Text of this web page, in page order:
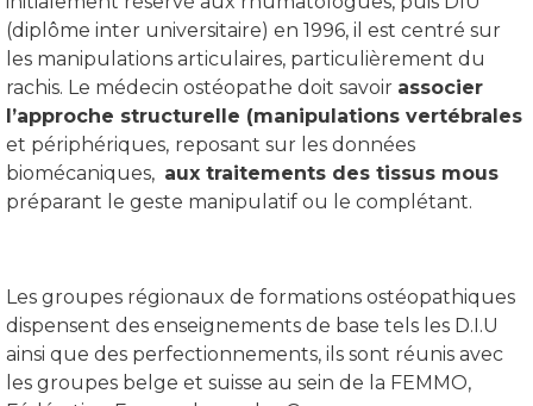
(diplôme inter universitaire) en 1996, il est centré sur
les manipulations articulaires, particulièrement du
rachis. Le médecin ostéopathe doit savoir associer
l’approche structurelle (manipulations vertébrales
et périphériques, reposant sur les données
biomécaniques, aux traitements des tissus mous
préparant le geste manipulatif ou le complétant.
Les groupes régionaux de formations ostéopathiques
dispensent des enseignements de base tels les D.I.U
ainsi que des perfectionnements, ils sont réunis avec
les groupes belge et suisse au sein de la FEMMO,